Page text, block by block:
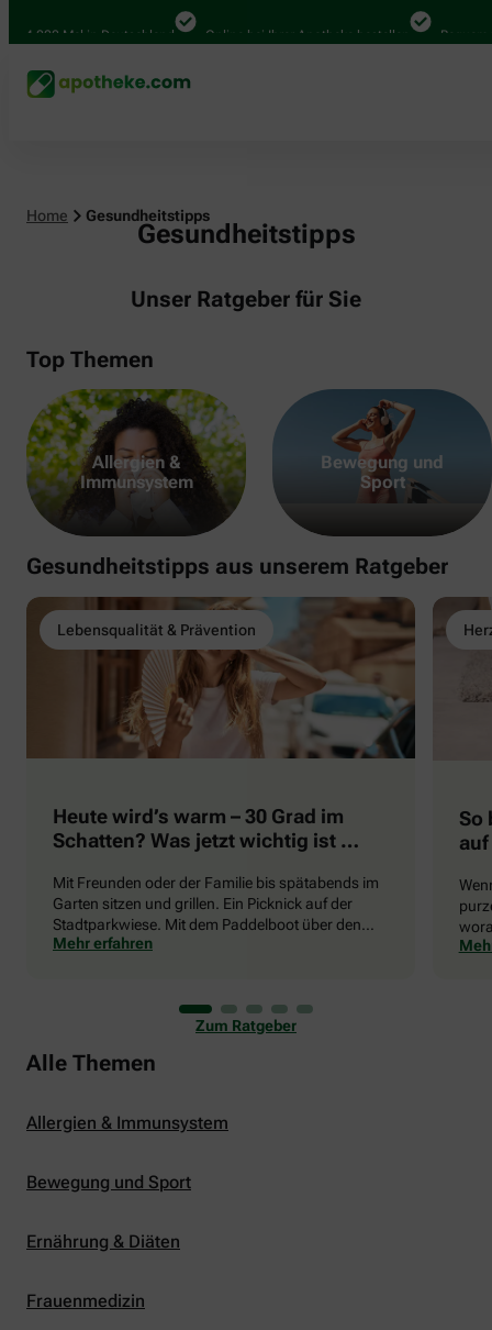
Mal in Deutschland Online bei Ihrer Apotheke bestellen Bequem
Home Gesundheitstipps
Gesundheitstipps
Unser Ratgeber für Sie
Top Themen
Allergien &
Immunsystem
Bewegung und
Sport
Gesundheitstipps aus unserem Ratgeber
Lebensqualität & Prävention
Heute wird’s warm – 30 Grad im
Schatten? Was jetzt wichtig ist …
Mit Freunden oder der Familie bis spätabends im
Garten sitzen und grillen. Ein Picknick auf der
Stadtparkwiese. Mit dem Paddelboot über den
See gleiten oder eine Radtour durch die blühende
er uns auch ganz schön zu schaffen. Wenn die
Temperaturen tagsüber auf mehr als 30 Grad
klettern und uns warme Tropennächte den Schlaf
rauben, sehnen wir uns oft nach einem
Mehr erfahren
So
die
Zum Ratgeber
Alle Themen
Allergien & Immunsystem
Bewegung und Sport
Ernährung & Diäten
Frauenmedizin